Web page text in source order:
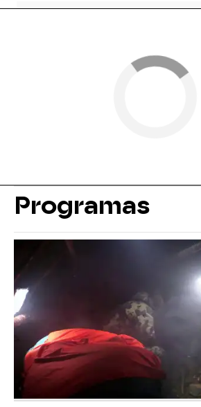
Programas